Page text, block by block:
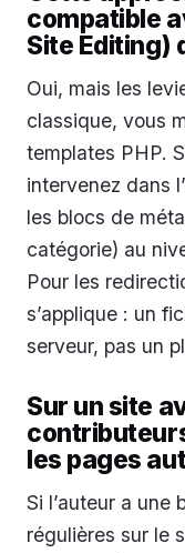
compatible
Site Editing)
Oui, mais les
classique, vous
templates PHP.
intervenez dans
les blocs de
catégorie) au
Pour les
s’applique : un
serveur, pas un
Sur un site
les pages
Si l’auteur a une
régulières sur le